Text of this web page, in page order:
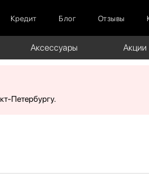
Кредит Блог Отзывы
Аксессуары Акции
Петербургу.